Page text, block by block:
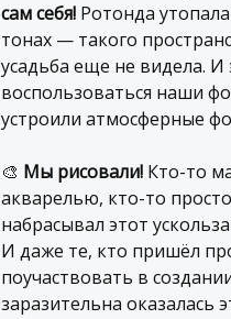
сам себя! Ротонда
тонах — такого
усадьба еще не видела.
воспользоваться наши
устроили атмосферные
🎨 Мы рисовали! Кто-то
акварелью, кто-то
набрасывал этот
И даже те, кто пришёл
поучаствовать в
заразительна оказалась